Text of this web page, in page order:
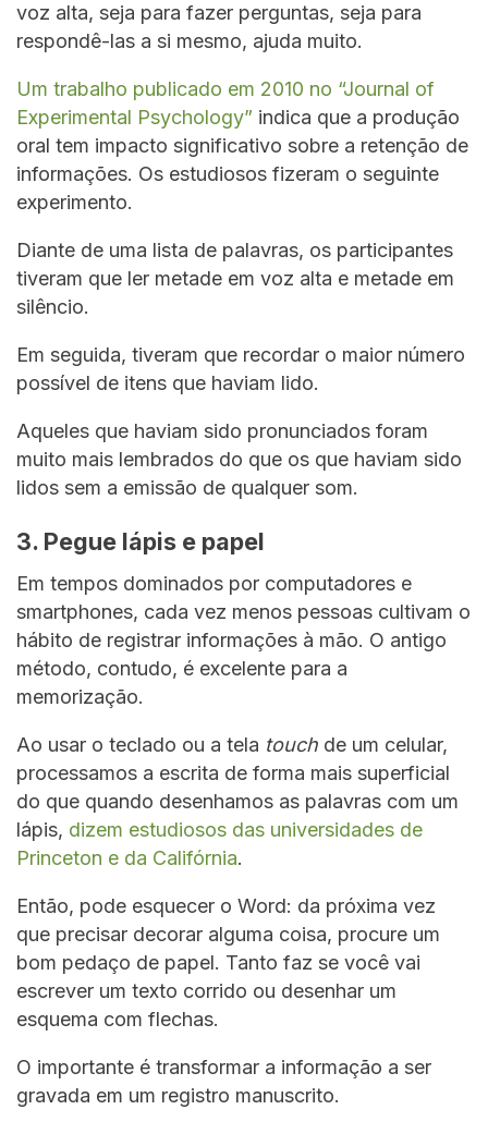
voz alta, seja para fazer perguntas, seja para
respondê-las a si mesmo, ajuda muito.
Um trabalho publicado em 2010 no “Journal of
Experimental Psychology” indica que a produção
oral tem impacto significativo sobre a retenção de
informações. Os estudiosos fizeram o seguinte
experimento.
Diante de uma lista de palavras, os participantes
tiveram que ler metade em voz alta e metade em
silêncio.
Em seguida, tiveram que recordar o maior número
possível de itens que haviam lido.
Aqueles que haviam sido pronunciados foram
muito mais lembrados do que os que haviam sido
lidos sem a emissão de qualquer som.
3. Pegue lápis e papel
Em tempos dominados por computadores e
smartphones, cada vez menos pessoas cultivam o
hábito de registrar informações à mão. O antigo
método, contudo, é excelente para a
memorização.
Ao usar o teclado ou a tela touch de um celular,
processamos a escrita de forma mais superficial
do que quando desenhamos as palavras com um
lápis, dizem estudiosos das universidades de
Princeton e da Califórnia.
Então, pode esquecer o Word: da próxima vez
que precisar decorar alguma coisa, procure um
bom pedaço de papel. Tanto faz se você vai
escrever um texto corrido ou desenhar um
esquema com flechas.
O importante é transformar a informação a ser
gravada em um registro manuscrito.